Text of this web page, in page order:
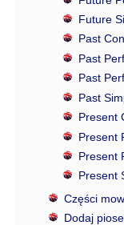
Future
Past
Past
Past
Past
Present
Present
Present
Present
Części
Dodaj